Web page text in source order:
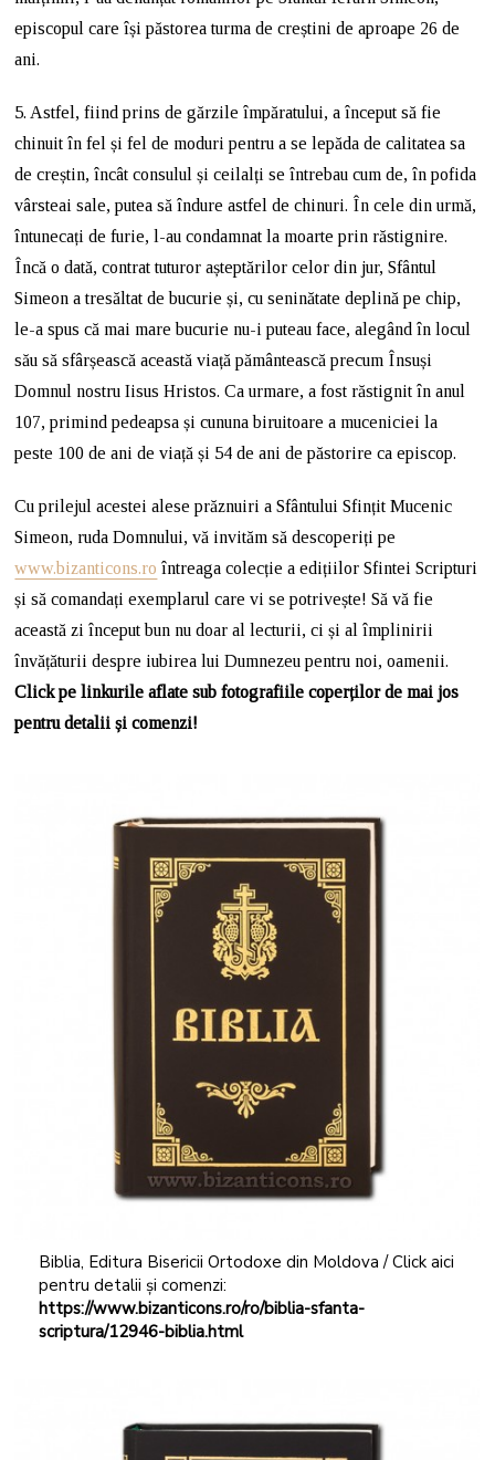
episcopul care își păstorea turma de creștini de aproape 26 de
ani.
5. Astfel, fiind prins de gărzile împăratului, a început să fie
chinuit în fel și fel de moduri pentru a se lepăda de calitatea sa
de creștin, încât consulul și ceilalți se întrebau cum de, în pofida
vârsteai sale, putea să îndure astfel de chinuri. În cele din urmă,
întunecați de furie, l-au condamnat la moarte prin răstignire.
Încă o dată, contrat tuturor așteptărilor celor din jur, Sfântul
Simeon a tresăltat de bucurie și, cu seninătate deplină pe chip,
le-a spus că mai mare bucurie nu-i puteau face, alegând în locul
său să sfârșească această viață pământească precum Însuși
Domnul nostru Iisus Hristos. Ca urmare, a fost răstignit în anul
107, primind pedeapsa și cununa biruitoare a muceniciei la
peste 100 de ani de viață și 54 de ani de păstorire ca episcop.
Cu prilejul acestei alese prăznuiri a Sfântului Sfințit Mucenic
Simeon, ruda Domnului, vă invităm să descoperiți pe
www.bizanticons.ro întreaga colecție a edițiilor Sfintei Scripturi
și să comandați exemplarul care vi se potrivește! Să vă fie
această zi început bun nu doar al lecturii, ci și al împlinirii
învățăturii despre iubirea lui Dumnezeu pentru noi, oamenii.
Click pe linkurile aflate sub fotografiile coperților de mai jos
pentru detalii și comenzi!
Biblia, Editura Bisericii Ortodoxe din Moldova / Click aici
pentru detalii și comenzi:
https://www.bizanticons.ro/ro/biblia-sfanta-
scriptura/12946-biblia.html